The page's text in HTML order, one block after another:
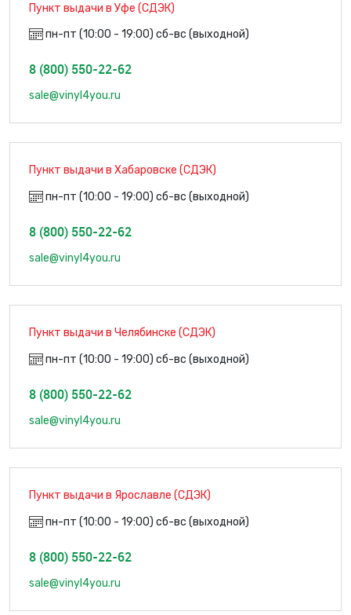
Пункт выдачи в Уфе (СДЭК)
пн-пт (10:00 - 19:00) сб-вс (выходной)
8 (800) 550-22-62
sale@vinyl4you.ru
Пункт выдачи в Хабаровске (СДЭК)
пн-пт (10:00 - 19:00) сб-вс (выходной)
8 (800) 550-22-62
sale@vinyl4you.ru
Пункт выдачи в Челябинске (СДЭК)
пн-пт (10:00 - 19:00) сб-вс (выходной)
8 (800) 550-22-62
sale@vinyl4you.ru
Пункт выдачи в Ярославле (СДЭК)
пн-пт (10:00 - 19:00) сб-вс (выходной)
8 (800) 550-22-62
sale@vinyl4you.ru